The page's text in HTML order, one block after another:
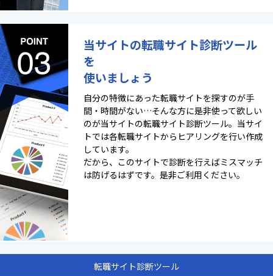
当サイトの転職サイト診断ツール
を
使いましょう
自分の特徴にあった転職サイトを探すのが手
間・時間がない…そんな方に是非使って欲しい
のが当サイトの転職サイト診断ツール。当サイ
トでは各転職サイトからヒアリングを行い作成
しています。
だから、このサイトで診断を行えばミスマッチ
は防げるはずです。是非ご利用ください。
転職サイト診断ツール